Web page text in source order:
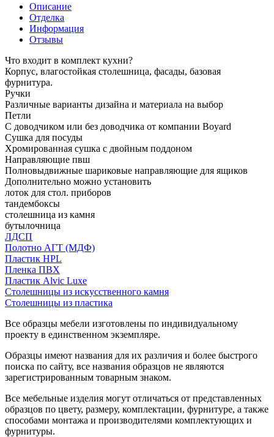
Описание
Отделка
Информация
Отзывы
Что входит в комплект кухни?
Корпус, влагостойкая столешница, фасады, базовая
фурнитура.
Ручки
Различные варианты дизайна и материала на выбор
Петли
С доводчиком или без доводчика от компании Boyard
Сушка для посуды
Хромированная сушка с двойным поддоном
Направляющие пвш
Полновыдвижные шариковые направляющие для ящиков
Дополнительно можно установить
лоток для стол. приборов
тандембоксы
столешница из камня
бутылочница
ЛДСП
Полотно АГТ (МДФ)
Пластик HPL
Пленка ПВХ
Пластик Alvic Luxe
Столешницы из искусственного камня
Столешницы из пластика
Все образцы мебели изготовлены по индивидуальному
проекту в единственном экземпляре.
Образцы имеют названия для их различия и более быстрого
поиска по сайту, все названия образцов не являются
зарегистрированным товарным знаком.
Все мебельные изделия могут отличаться от представленных
образцов по цвету, размеру, комплектации, фурнитуре, а также
способами монтажа и производителями комплектующих и
фурнитуры.